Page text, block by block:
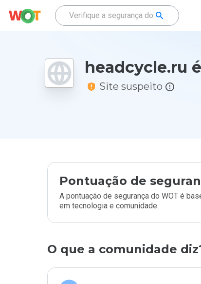
headcycle.ru
Site suspeito
Pontuação de
A pontuação de segurança do WOT é
em tecnologia e comunidade.
O que a comunidade